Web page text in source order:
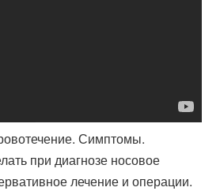
Симптомы.
при диагнозе носовое
лечение и операции.